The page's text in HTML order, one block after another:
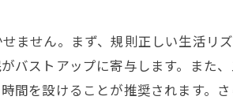
トアップのメカニズム
整える生活習慣とは
ません。まず、規則正しい生活リ
バストアップに寄与します。また
間を設けることが推奨されます。